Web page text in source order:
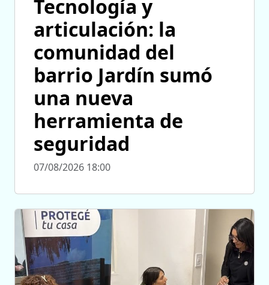
Tecnología y
articulación: la
comunidad del
barrio Jardín sumó
una nueva
herramienta de
seguridad
07/08/2026 18:00